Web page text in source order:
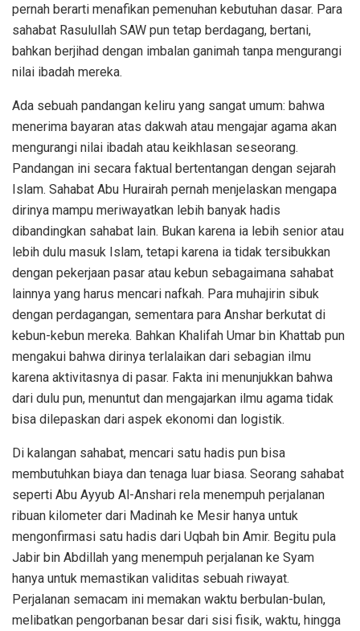
pernah berarti menafikan pemenuhan kebutuhan dasar. Para
sahabat Rasulullah SAW pun tetap berdagang, bertani,
bahkan berjihad dengan imbalan ganimah tanpa mengurangi
nilai ibadah mereka.
Ada sebuah pandangan keliru yang sangat umum: bahwa
menerima bayaran atas dakwah atau mengajar agama akan
mengurangi nilai ibadah atau keikhlasan seseorang.
Pandangan ini secara faktual bertentangan dengan sejarah
Islam. Sahabat Abu Hurairah pernah menjelaskan mengapa
dirinya mampu meriwayatkan lebih banyak hadis
dibandingkan sahabat lain. Bukan karena ia lebih senior atau
lebih dulu masuk Islam, tetapi karena ia tidak tersibukkan
dengan pekerjaan pasar atau kebun sebagaimana sahabat
lainnya yang harus mencari nafkah. Para muhajirin sibuk
dengan perdagangan, sementara para Anshar berkutat di
kebun-kebun mereka. Bahkan Khalifah Umar bin Khattab pun
mengakui bahwa dirinya terlalaikan dari sebagian ilmu
karena aktivitasnya di pasar. Fakta ini menunjukkan bahwa
dari dulu pun, menuntut dan mengajarkan ilmu agama tidak
bisa dilepaskan dari aspek ekonomi dan logistik.
Di kalangan sahabat, mencari satu hadis pun bisa
membutuhkan biaya dan tenaga luar biasa. Seorang sahabat
seperti Abu Ayyub Al-Anshari rela menempuh perjalanan
ribuan kilometer dari Madinah ke Mesir hanya untuk
mengonfirmasi satu hadis dari Uqbah bin Amir. Begitu pula
Jabir bin Abdillah yang menempuh perjalanan ke Syam
hanya untuk memastikan validitas sebuah riwayat.
Perjalanan semacam ini memakan waktu berbulan-bulan,
melibatkan pengorbanan besar dari sisi fisik, waktu, hingga